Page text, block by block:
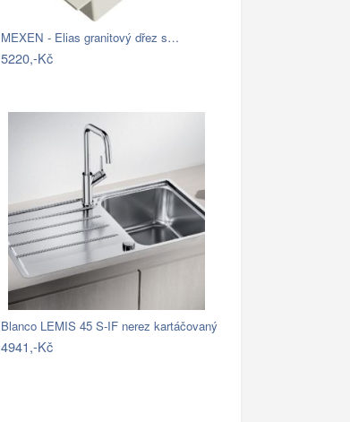
MEXEN - Elias granitový dřez s…
5220,-Kč
Blanco LEMIS 45 S-IF nerez kartáčovaný
4941,-Kč